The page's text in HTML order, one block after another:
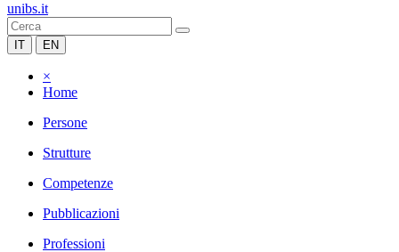
unibs.it
IT EN
×
Home
Persone
Strutture
Competenze
Pubblicazioni
Professioni